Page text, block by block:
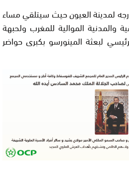
لمدينة العيون حيث سيتلقي مساء
والمدنية الموالية للمغرب ولحبهة
لبعثة المينورسو بكبرى حواضر